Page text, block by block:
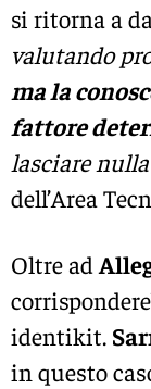
si ritorna a
valutando
ma la
fattore
lasciare
dell’Area
Oltre ad
identikit.
in questo